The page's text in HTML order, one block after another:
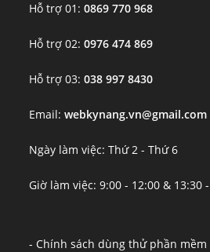
Hỗ trợ 01:0869 770 968
Hỗ trợ 02:0976 474 869
Hỗ trợ 03:038 997 8430
Email:webkynang.vn@gmail.com
Ngày làm việc: Thứ 2 - Thứ 6
Giờ làm việc: 9:00 - 12:00 & 13:30
- Chính sách dùng thử phần mềm